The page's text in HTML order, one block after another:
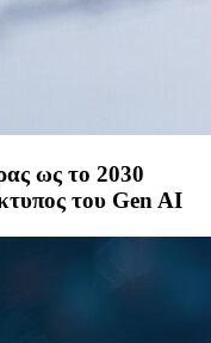
ως το 2030
του Gen AI